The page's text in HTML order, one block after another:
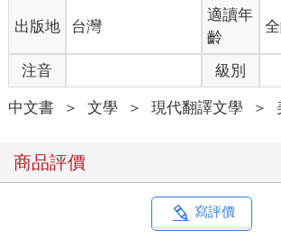
還有好幾百家情緒工程公司，如雨後春筍般四
在報紙上讀到，每三週就有一家新的客服中心
工作機會走，而機會遍布這個產業。我們全
受苦了。我們正處於成長型產業。
好了。遺體現在要入土了。哭得越來越厲害了
來了。
種感覺。這些悲傷又俊美的人。感覺很強烈。
都不一樣。對我來說，那種感覺有點像一隻大
它正踩著我。那隻無限大的腳正踩在我胸口。
葬禮結束後，那隻腳還踩著我，讓我難以呼吸
出版地 台灣
適讀年
齡
注音 級別
中文書 ＞ 文學 ＞ 現代翻譯文學 ＞
商品評價
寫評價